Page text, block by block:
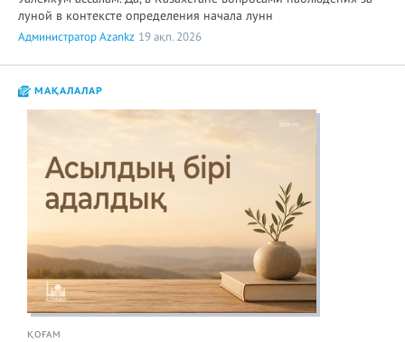
луной в контексте определения начала лунн
Администратор Azankz 19 ақп. 2026
МАҚАЛАЛАР
ҚОҒАМ